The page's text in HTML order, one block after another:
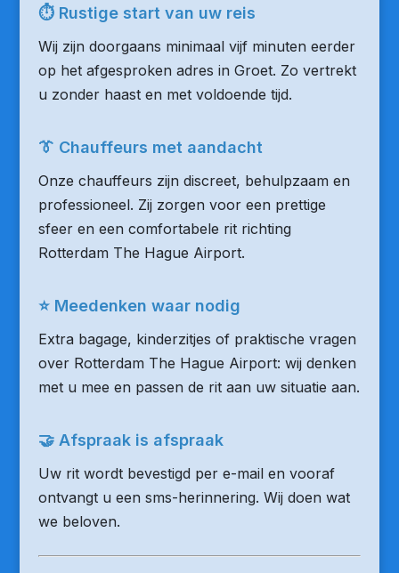
⏱ Rustige start van uw reis
Wij zijn doorgaans minimaal vijf minuten eerder
op het afgesproken adres in Groet. Zo vertrekt
u zonder haast en met voldoende tijd.
👔 Chauffeurs met aandacht
Onze chauffeurs zijn discreet, behulpzaam en
professioneel. Zij zorgen voor een prettige
sfeer en een comfortabele rit richting
Rotterdam The Hague Airport.
⭐ Meedenken waar nodig
Extra bagage, kinderzitjes of praktische vragen
over Rotterdam The Hague Airport: wij denken
met u mee en passen de rit aan uw situatie aan.
🤝 Afspraak is afspraak
Uw rit wordt bevestigd per e-mail en vooraf
ontvangt u een sms-herinnering. Wij doen wat
we beloven.